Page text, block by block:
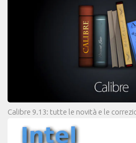
Calibre 9.13: tutte le novità e le